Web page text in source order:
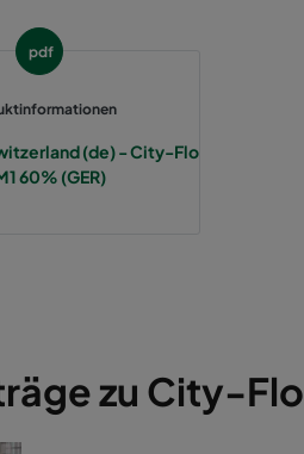
pdf
(de) - City-Flo
60% (GER)
zu City-Flo